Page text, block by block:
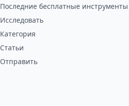
Последние бесплатные инструменты
Исследовать
Категория
Статьи
Отправить